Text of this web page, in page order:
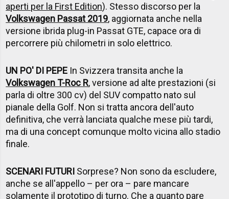
aperti per la First Edition). Stesso discorso per la
Volkswagen Passat 2019, aggiornata anche nella
versione ibrida plug-in Passat GTE, capace ora di
percorrere più chilometri in solo elettrico.
UN PO' DI PEPE In Svizzera transita anche la
Volkswagen T-Roc R, versione ad alte prestazioni (si
parla di oltre 300 cv) del SUV compatto nato sul
pianale della Golf. Non si tratta ancora dell'auto
definitiva, che verrà lanciata qualche mese più tardi,
ma di una concept comunque molto vicina allo stadio
finale.
SCENARI FUTURI Sorprese? Non sono da escludere,
anche se all'appello – per ora – pare mancare
solamente il prototipo di turno. Che a quanto pare